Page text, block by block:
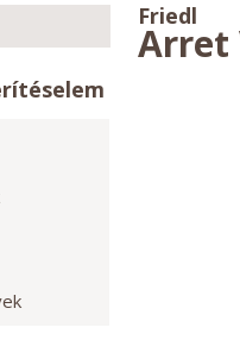
Friedl
Arret